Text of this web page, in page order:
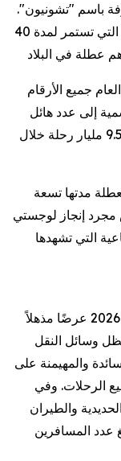
باسم "تشونيون".
وتبدأ رسميًا ذروة السفر السنوية لعيد الربيع، التي تستمر لمدة 40
جميع الأرقام
إلى عدد هائل
من رحلات الركاب بين المناطق سيصل إلى 9.5 مليار رحلة خلال
2026، مدعومًا بعطلة مدتها تسعة
مجرد إنجاز لوجستي
التي تشهدها
كما هو الحال كل عام، يمثل موسم تشونيون 2026 عرضًا مذهلاً
وسائل النقل
والمهيمنة على
بالمائة من جميع الرحلات. وفي
والطيران
عدد المسافرين